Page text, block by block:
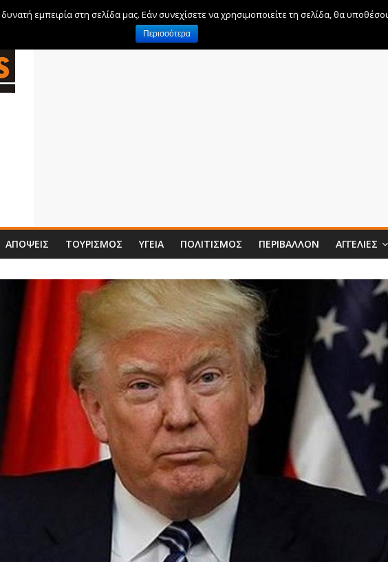
ΑΠΌΨΕΙΣ ΤΟΥΡΙΣΜΌΣ ΥΓΕΊΑ ΠΟΛΙΤΙΣΜΌΣ ΠΕΡΙΒΆΛΛΟΝ ΑΓΓΕΛΊΕΣ
εμπειρία στη σελίδα μας. Εάν συνεχίσετε να χρησιμοποιείτε τη σελίδα, θα
Περισσότερα